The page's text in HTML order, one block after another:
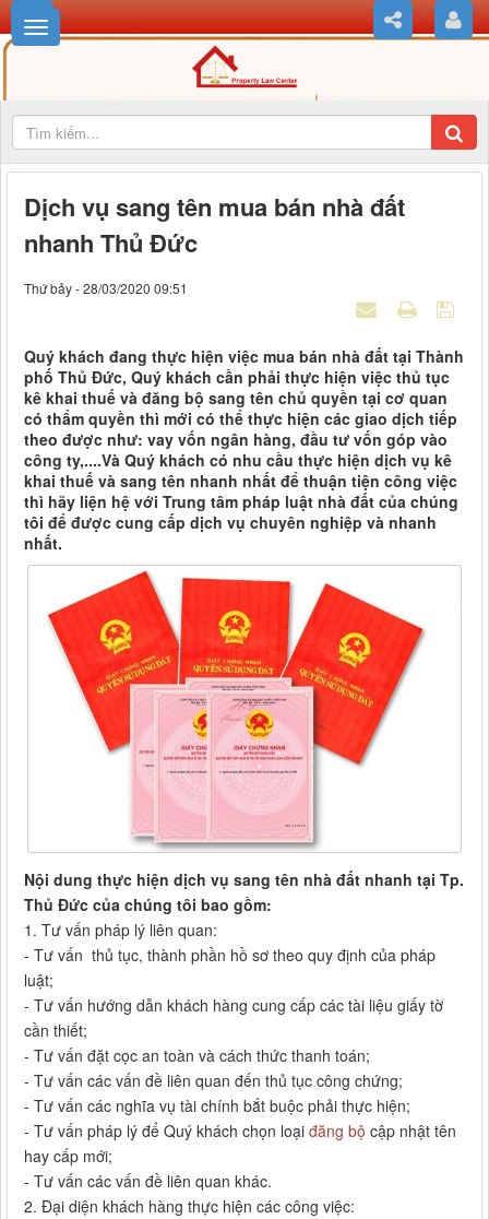
Dịch vụ sang tên mua bán nhà đất
nhanh Thủ Đức
Thứ bảy - 28/03/2020 09:51
Quý khách đang thực hiện việc mua bán nhà đất tại Thành
phố Thủ Đức, Quý khách cần phải thực hiện việc thủ tục
kê khai thuế và đăng bộ sang tên chủ quyền tại cơ quan
có thẩm quyền thì mới có thể thực hiện các giao dịch tiếp
theo được như: vay vốn ngân hàng, đầu tư vốn góp vào
công ty,....Và Quý khách có nhu cầu thực hiện dịch vụ kê
khai thuế và sang tên nhanh nhất để thuận tiện công việc
thì hãy liện hệ với Trung tâm pháp luật nhà đất của chúng
tôi để được cung cấp dịch vụ chuyên nghiệp và nhanh
nhất.
Nội dung thực hiện dịch vụ sang tên nhà đất nhanh tại Tp.
Thủ Đức của chúng tôi bao gồm:
1. Tư vấn pháp lý liên quan:
- Tư vấn thủ tục, thành phần hồ sơ theo quy định của pháp
luật;
- Tư vấn hướng dẫn khách hàng cung cấp các tài liệu giấy tờ
cần thiết;
- Tư vấn đặt cọc an toàn và cách thức thanh toán;
- Tư vấn các vấn đề liên quan đến thủ tục công chứng;
- Tư vấn các nghĩa vụ tài chính bắt buộc phải thực hiện;
- Tư vấn pháp lý để Quý khách chọn loại đăng bộ cập nhật tên
hay cấp mới;
- Tư vấn các vấn đề liên quan khác.
2. Đại diện khách hàng thực hiện các công việc: